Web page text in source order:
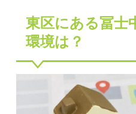
東区にある冨士
環境は？